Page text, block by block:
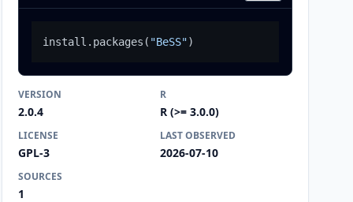
install.packages ( "BeSS")
VERSION
2.0.4
R
R (>= 3.0.0)
LICENSE
GPL-3
LAST OBSERVED
2026-07-10
SOURCES
1